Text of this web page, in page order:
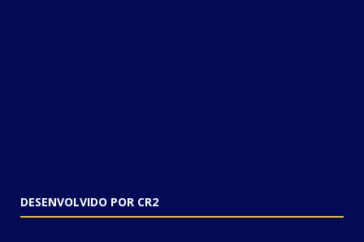
DESENVOLVIDO POR CR2